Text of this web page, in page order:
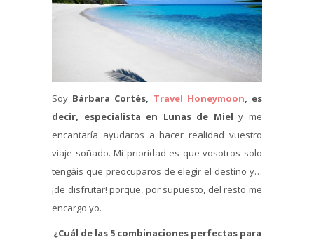
Soy Bárbara Cortés, Travel Honeymoon, es
decir, especialista en Lunas de Miel y me
encantaría ayudaros a hacer realidad vuestro
viaje soñado. Mi prioridad es que vosotros solo
tengáis que preocuparos de elegir el destino y…
¡de disfrutar! porque, por supuesto, del resto me
encargo yo.
¿Cuál de las 5 combinaciones perfectas para